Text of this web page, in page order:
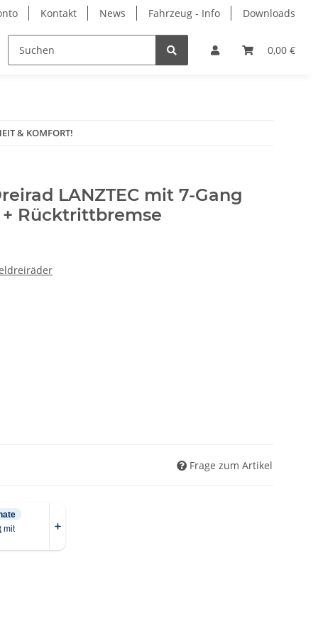
Kontakt News Fahrzeug - Info Downloads
0,00 €
Ersatzteile Werbemittel Hersteller
& KOMFORT!
LANZTEC mit 7-Gang
Rücktrittbremse
Frage zum Artikel